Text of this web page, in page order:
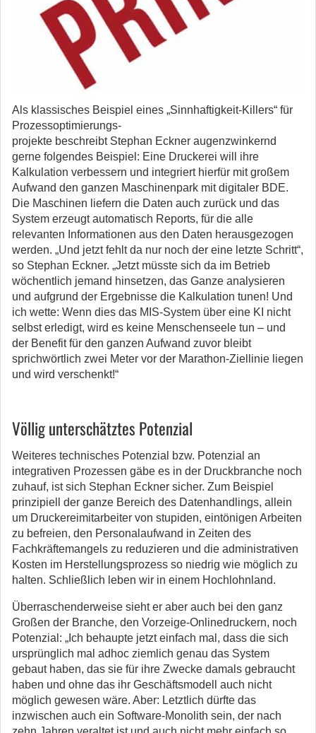
Als klassisches Beispiel eines „Sinnhaftigkeit-Killers“ für
Prozessoptimierungs-
projekte beschreibt Stephan Eckner augenzwinkernd
gerne folgendes Beispiel: Eine Druckerei will ihre
Kalkulation verbessern und integriert hierfür mit großem
Aufwand den ganzen Maschinenpark mit digitaler BDE.
Die Maschinen liefern die Daten auch zurück und das
System erzeugt automatisch Reports, für die alle
relevanten Informationen aus den Daten herausgezogen
werden. „Und jetzt fehlt da nur noch der eine letzte Schritt“,
so Stephan Eckner. „Jetzt müsste sich da im Betrieb
wöchentlich jemand hinsetzen, das Ganze analysieren
und aufgrund der Ergebnisse die Kalkulation tunen! Und
ich wette: Wenn dies das MIS-System über eine KI nicht
selbst erledigt, wird es keine Menschenseele tun – und
der Benefit für den ganzen Aufwand zuvor bleibt
sprichwörtlich zwei Meter vor der Marathon-Ziellinie liegen
und wird verschenkt!“
Völlig unterschätztes Potenzial
Weiteres technisches Potenzial bzw. Potenzial an
integrativen Prozessen gäbe es in der Druckbranche noch
zuhauf, ist sich Stephan Eckner sicher. Zum Beispiel
prinzipiell der ganze Bereich des Datenhandlings, allein
um Druckereimitarbeiter von stupiden, eintönigen Arbeiten
zu befreien, den Personalaufwand in Zeiten des
Fachkräftemangels zu reduzieren und die administrativen
Kosten im Herstellungsprozess so niedrig wie möglich zu
halten. Schließlich leben wir in einem Hochlohnland.
Überraschenderweise sieht er aber auch bei den ganz
Großen der Branche, den Vorzeige-Onlinedruckern, noch
Potenzial: „Ich behaupte jetzt einfach mal, dass die sich
ursprünglich mal adhoc ziemlich genau das System
gebaut haben, das sie für ihre Zwecke damals gebraucht
haben und ohne das ihr Geschäftsmodell auch nicht
möglich gewesen wäre. Aber: Letztlich dürfte das
inzwischen auch ein Software-Monolith sein, der nach